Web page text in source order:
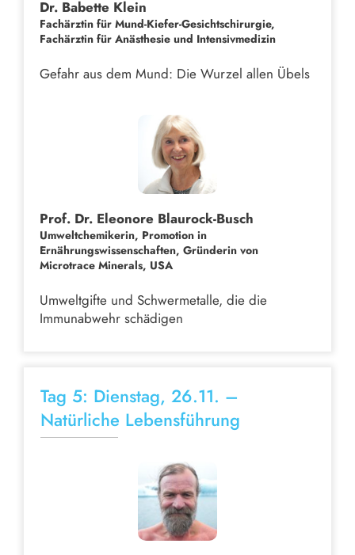
Dr. Babette Klein
Fachärztin für Mund-Kiefer-Gesichtschirurgie,
Fachärztin für Anästhesie und Intensivmedizin
Gefahr aus dem Mund: Die Wurzel allen Übels
Prof. Dr. Eleonore Blaurock-Busch
Umweltchemikerin, Promotion in
Ernährungswissenschaften, Gründerin von
Microtrace Minerals, USA
Umweltgifte und Schwermetalle, die die
Immunabwehr schädigen
Tag 5: Dienstag, 26.11. –
Natürliche Lebensführung